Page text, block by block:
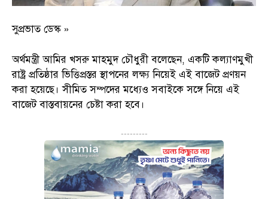
সুপ্রভাত ডেস্ক »
অর্থমন্ত্রী আমির খসরু মাহমুদ চৌধুরী বলেছেন, একটি কল্যাণমুখী
রাষ্ট্র প্রতিষ্ঠার ভিত্তিপ্রস্তর স্থাপনের লক্ষ্য নিয়েই এই বাজেট প্রণয়ন
করা হয়েছে। সীমিত সম্পদের মধ্যেও সবাইকে সঙ্গে নিয়ে এই
বাজেট বাস্তবায়নের চেষ্টা করা হবে।
---------